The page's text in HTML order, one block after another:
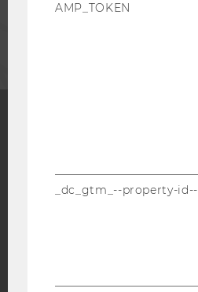
AMP_TOKEN
_dc_gtm_--property-id--